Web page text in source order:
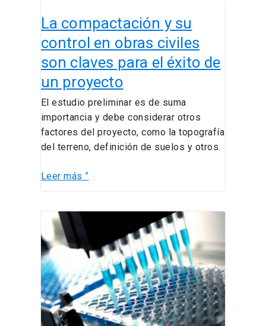
La compactación y su
control en obras civiles
son claves para el éxito de
un proyecto
El estudio preliminar es de suma
importancia y debe considerar otros
factores del proyecto, como la topografía
del terreno, definición de suelos y otros.
compactación
su
control
en
son
el
éxito
proyecto
Leer más ”
Escuela
de
Ingeniería
destaca
en
el
Concurso
FONDEQUIP